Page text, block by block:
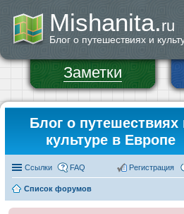
Mishanita.ru
Блог о путешествиях и
Заметки
Блог о путешествиях
культуре в Европе
Ссылки FAQ Регистрация
Список форумов